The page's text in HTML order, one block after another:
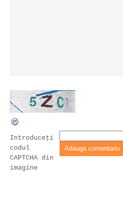
Introduceţi
codul
CAPTCHA din
imagine